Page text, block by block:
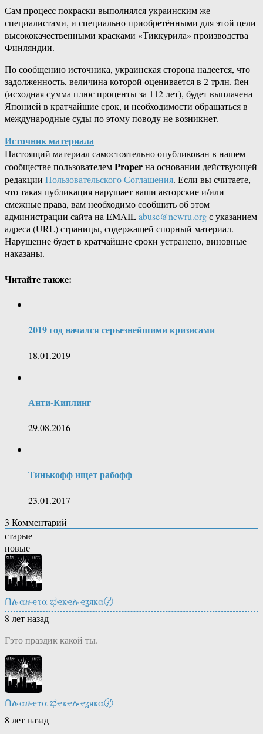
Сам процесс покраски выполнялся украинским же
специалистами, и специально приобретёнными для этой цели
высококачественными красками «Тиккурила» производства
Финляндии.
По сообщению источника, украинская сторона надеется, что
задолженность, величина которой оценивается в 2 трлн. йен
(исходная сумма плюс проценты за 112 лет), будет выплачена
Японией в кратчайшие срок, и необходимости обращаться в
международные суды по этому поводу не возникнет.
Источник материала
Настоящий материал самостоятельно опубликован в нашем
сообществе пользователемProperна основании действующей
редакции Пользовательского Соглашения. Если вы считаете,
что такая публикация нарушает ваши авторские и/или
смежные права, вам необходимо сообщить об этом
администрации сайта на EMAILabuse@newru.orgс указанием
адреса (URL) страницы, содержащей спорный материал.
Нарушение будет в кратчайшие сроки устранено, виновные
наказаны.
Читайте также:
2019 год начался серьезнейшими кризисами
18.01.2019
Анти-Киплинг
29.08.2016
Тинькофф ищет рабофф
23.01.2017
3 Комментарий
старые
новые
Ոሉαዙҿτα ಭҿҝҿሉҿʓяҝα〄
8 лет назад
Гэто праздик какой ты.
Ոሉαዙҿτα ಭҿҝҿሉҿʓяҝα〄
8 лет назад